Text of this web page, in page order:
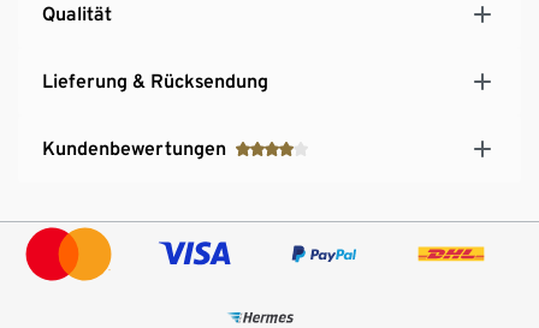
Qualität
Lieferung & Rücksendung
Kundenbewertungen